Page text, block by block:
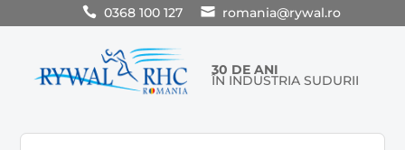
0368 100 127 romania@rywal.ro
30 DE ANI
ÎN INDUSTRIA SUDURII